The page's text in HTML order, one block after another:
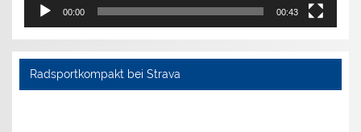
00:00 00:43
Radsportkompakt bei Strava